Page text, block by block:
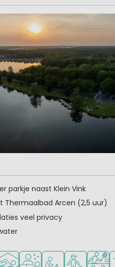
parkje naast Klein Vink
Thermaalbad Arcen (2,5 uur)
veel privacy
omgeving
waterzwembad
Wellnessfaciliteiten
Aanbevolen voor
Aanbevolen
Veel